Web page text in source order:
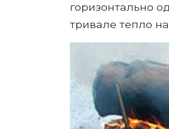
горизонтально
тривале тепло